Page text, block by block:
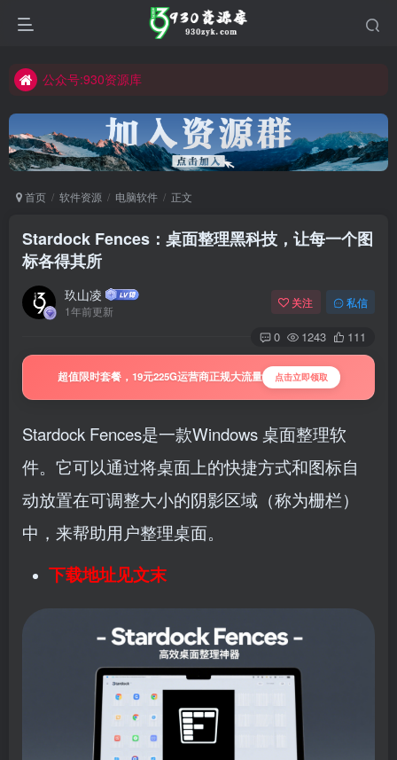
公众号:930资源库
首页 软件资源 电脑软件 正文
Stardock Fences：桌面整理黑科技，让每一个图
标各得其所
玖山凌
1年前更新
关注 私信
0 1243 111
超值限时套餐，19元225G运营商正规大流量 点击立即领取
Stardock Fences是一款Windows 桌面整理软
件。它可以通过将桌面上的快捷方式和图标自
动放置在可调整大小的阴影区域（称为栅栏）
中，来帮助用户整理桌面。
下载地址见文末